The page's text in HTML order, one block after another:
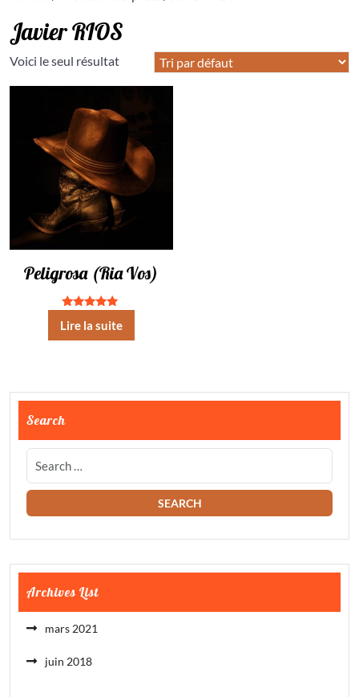
Javier RIOS
Voici le seul résultat
Peligrosa (Ria Vos)
5.00
Lire la suite
Search
Archives List
mars 2021
juin 2018